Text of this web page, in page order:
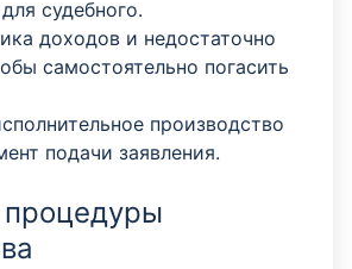
для судебного.
доходов и недостаточно
самостоятельно погасить
производство
подачи заявления.
процедуры